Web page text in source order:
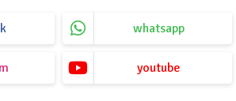
whatsapp
youtube